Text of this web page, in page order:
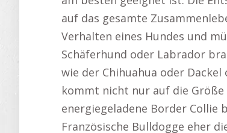
auf das gesamte
Verhalten eines Hundes und
Schäferhund oder Labrador
wie der Chihuahua oder
kommt nicht nur auf die Größe
energiegeladene Border Collie
Französische Bulldogge eher